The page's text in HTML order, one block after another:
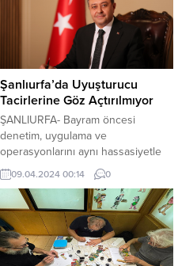
Şanlıurfa’da Uyuşturucu
Tacirlerine Göz Açtırılmıyor
ŞANLIURFA- Bayram öncesi
denetim, uygulama ve
operasyonlarını aynı hassasiyetle
sürdüren Jandarma ve Polisin son
bir haftada yaptığı çalışmalara dair
veriler açıklandı. Vali Şıldak,
başarılarından dolayı tüm güvenlik
güçlerini tebrik etti. Şanlıurfa’da
Polis ve Jandarmanın ‘Uyuşturucu
İle Kararlı Mücadele’ çalışmaları
09.04.2024 00:14 0